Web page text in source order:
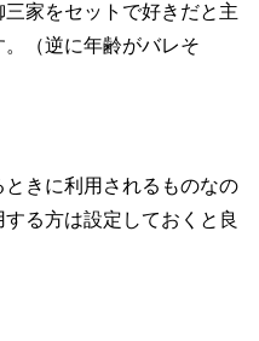
三家をセットで好きだと主
（逆に年齢がバレそ
きに利用されるものなの
る方は設定しておくと良